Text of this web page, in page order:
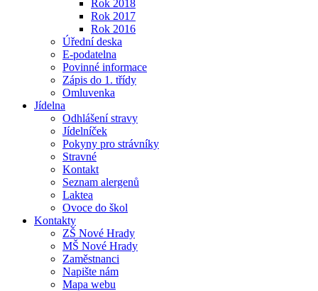
Rok 2018
Rok 2017
Rok 2016
Úřední deska
E-podatelna
Povinné informace
Zápis do 1. třídy
Omluvenka
Jídelna
Odhlášení stravy
Jídelníček
Pokyny pro strávníky
Stravné
Kontakt
Seznam alergenů
Laktea
Ovoce do škol
Kontakty
ZŠ Nové Hrady
MŠ Nové Hrady
Zaměstnanci
Napište nám
Mapa webu